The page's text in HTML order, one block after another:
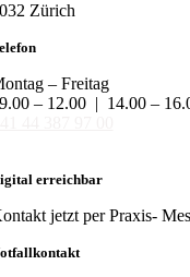
Zürich
– Freitag
– 12.00 | 14.00 –
erreichbar
jetzt per Praxis-